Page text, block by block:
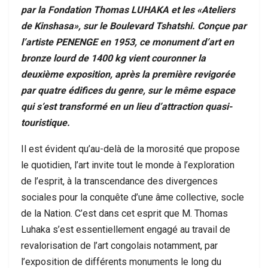
par la Fondation Thomas LUHAKA et les «Ateliers
de Kinshasa», sur le Boulevard Tshatshi. Conçue par
l’artiste PENENGE en 1953, ce monument d’art en
bronze lourd de 1400 kg vient couronner la
deuxième exposition, après la première revigorée
par quatre édifices du genre, sur le même espace
qui s’est transformé en un lieu d’attraction quasi-
touristique.
Il est évident qu’au-delà de la morosité que propose
le quotidien, l’art invite tout le monde à l’exploration
de l’esprit, à la transcendance des divergences
sociales pour la conquête d’une âme collective, socle
de la Nation. C’est dans cet esprit que M. Thomas
Luhaka s’est essentiellement engagé au travail de
revalorisation de l’art congolais notamment, par
l’exposition de différents monuments le long du